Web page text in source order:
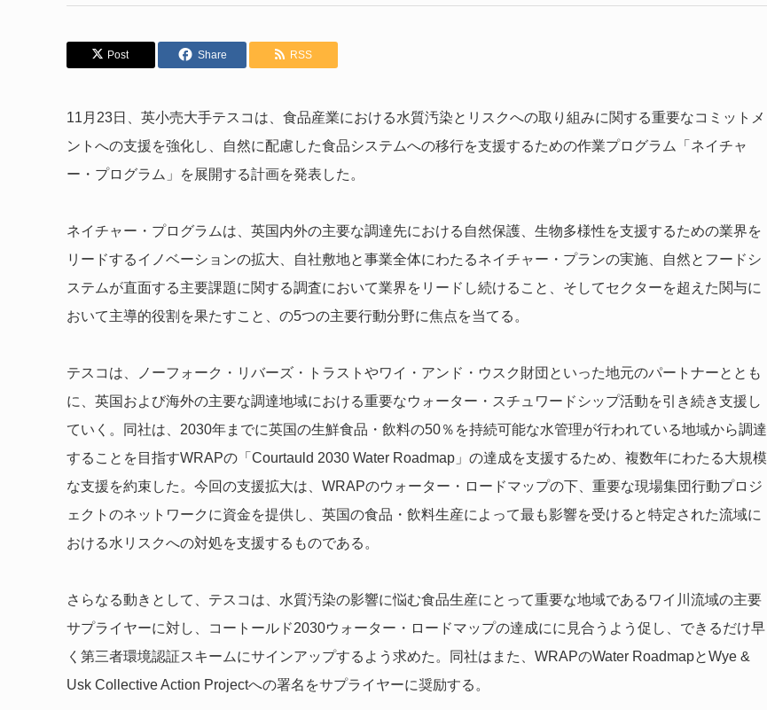
Post Share RSS
11月23日、英小売大手テスコは、食品産業における水質汚染とリスクへの取り組みに関する重要なコミットメ
ントへの支援を強化し、自然に配慮した食品システムへの移行を支援するための作業プログラム「ネイチャ
ー・プログラム」を展開する計画を発表した。
ネイチャー・プログラムは、英国内外の主要な調達先における自然保護、生物多様性を支援するための業界を
リードするイノベーションの拡大、自社敷地と事業全体にわたるネイチャー・プランの実施、自然とフードシ
ステムが直面する主要課題に関する調査において業界をリードし続けること、そしてセクターを超えた関与に
おいて主導的役割を果たすこと、の5つの主要行動分野に焦点を当てる。
テスコは、ノーフォーク・リバーズ・トラストやワイ・アンド・ウスク財団といった地元のパートナーととも
に、英国および海外の主要な調達地域における重要なウォーター・スチュワードシップ活動を引き続き支援し
ていく。同社は、2030年までに英国の生鮮食品・飲料の50％を持続可能な水管理が行われている地域から調達
することを目指すWRAPの「Courtauld 2030 Water Roadmap」の達成を支援するため、複数年にわたる大規模
な支援を約束した。今回の支援拡大は、WRAPのウォーター・ロードマップの下、重要な現場集団行動プロジ
ェクトのネットワークに資金を提供し、英国の食品・飲料生産によって最も影響を受けると特定された流域に
おける水リスクへの対処を支援するものである。
さらなる動きとして、テスコは、水質汚染の影響に悩む食品生産にとって重要な地域であるワイ川流域の主要
サプライヤーに対し、コートールド2030ウォーター・ロードマップの達成にに見合うよう促し、できるだけ早
く第三者環境認証スキームにサインアップするよう求めた。同社はまた、WRAPのWater RoadmapとWye &
Usk Collective Action Projectへの署名をサプライヤーに奨励する。